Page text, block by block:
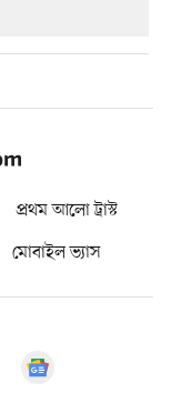
প্রথম আলো ট্রাস্ট
মোবাইল ভ্যাস